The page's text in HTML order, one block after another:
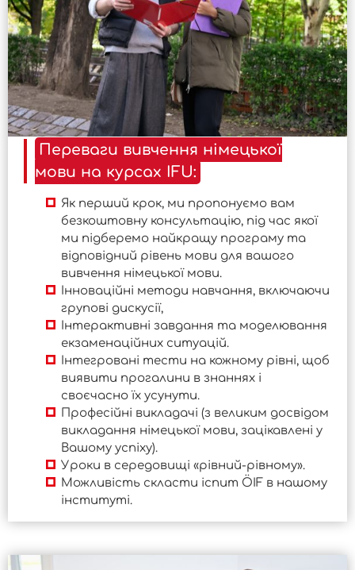
Переваги вивчення німецької
мови на курсах IFU:
Як перший крок, ми пропонуємо вам
безкоштовну консультацію, під час якої
ми підберемо найкращу програму та
відповідний рівень мови для вашого
вивчення німецької мови.
Інноваційні методи навчання, включаючи
групові дискусії,
Інтерактивні завдання та моделювання
екзаменаційних ситуацій.
Інтегровані тести на кожному рівні, щоб
виявити прогалини в знаннях і
своєчасно їх усунути.
Професійні викладачі (з великим досвідом
викладання німецької мови, зацікавлені у
Вашому успіху).
Уроки в середовищі «рівний-рівному».
Можливість скласти іспит ÖIF в нашому
інституті.